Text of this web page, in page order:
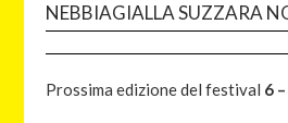
NEBBIAGIALLA SUZZARA
Prossima edizione del festival 6